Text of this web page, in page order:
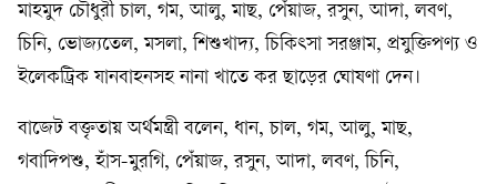
মাহমুদ চৌধুরী চাল, গম, আলু, মাছ, পেঁয়াজ, রসুন, আদা, লবণ,
চিনি, ভোজ্যতেল, মসলা, শিশুখাদ্য, চিকিৎসা সরঞ্জাম, প্রযুক্তিপণ্য ও
ইলেকট্রিক যানবাহনসহ নানা খাতে কর ছাড়ের ঘোষণা দেন।
বাজেট বক্তৃতায় অর্থমন্ত্রী বলেন, ধান, চাল, গম, আলু, মাছ,
গবাদিপশু, হাঁস-মুরগি, পেঁয়াজ, রসুন, আদা, লবণ, চিনি,